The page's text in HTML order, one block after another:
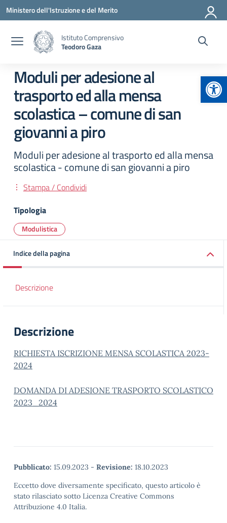
Vai ai contenuti
Vai al menu di navigazione
Vai al footer
Ministero dell'Istruzione e del Merito
Istituto Comprensivo
Teodoro Gaza
Moduli per adesione al
trasporto ed alla mensa
scolastica – comune di san
giovanni a piro
Moduli per adesione al trasporto ed alla mensa
scolastica - comune di san giovanni a piro
Stampa / Condividi
Tipologia
Modulistica
Indice della pagina
Descrizione
Descrizione
RICHIESTA ISCRIZIONE MENSA SCOLASTICA 2023-
2024
DOMANDA DI ADESIONE TRASPORTO SCOLASTICO
2023_2024
Pubblicato: 15.09.2023 - Revisione: 18.10.2023
Eccetto dove diversamente specificato, questo articolo è
stato rilasciato sotto Licenza Creative Commons
Attribuzione 4.0 Italia.